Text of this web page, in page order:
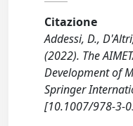
Citazione
Addessi, D.,
(2022). The
Development of
Springer
[10.1007/978-3-